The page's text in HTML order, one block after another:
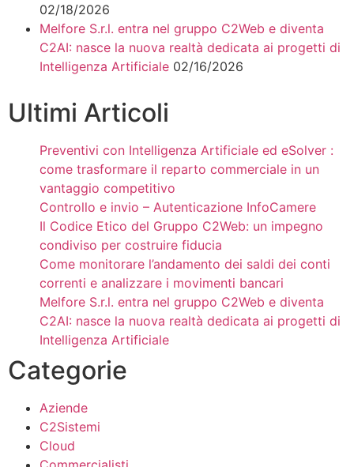
02/18/2026
Melfore S.r.l. entra nel gruppo C2Web e diventa
C2AI: nasce la nuova realtà dedicata ai progetti di
Intelligenza Artificiale 02/16/2026
Ultimi Articoli
Preventivi con Intelligenza Artificiale ed eSolver :
come trasformare il reparto commerciale in un
vantaggio competitivo
Controllo e invio – Autenticazione InfoCamere
Il Codice Etico del Gruppo C2Web: un impegno
condiviso per costruire fiducia
Come monitorare l’andamento dei saldi dei conti
correnti e analizzare i movimenti bancari
Melfore S.r.l. entra nel gruppo C2Web e diventa
C2AI: nasce la nuova realtà dedicata ai progetti di
Intelligenza Artificiale
Categorie
Aziende
C2Sistemi
Cloud